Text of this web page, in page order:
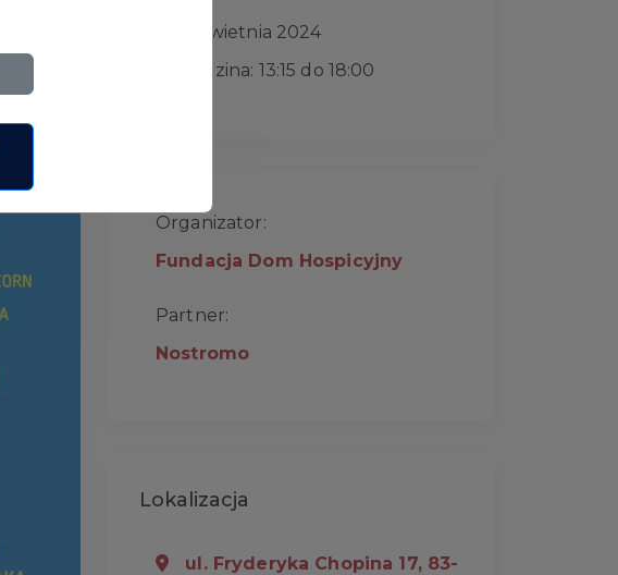
14 kwietnia 2024
Godzina: 13:15 do 18:00
Organizator:
Fundacja Dom Hospicyjny
Partner:
Nostromo
Lokalizacja
ul. Fryderyka Chopina 17, 83-